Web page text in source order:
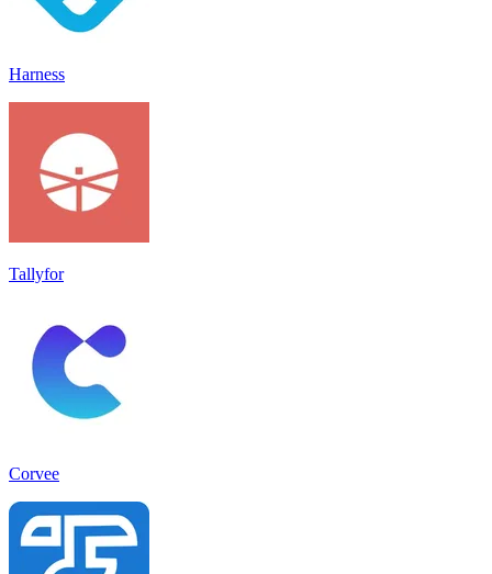
Harness
Tallyfor
Corvee